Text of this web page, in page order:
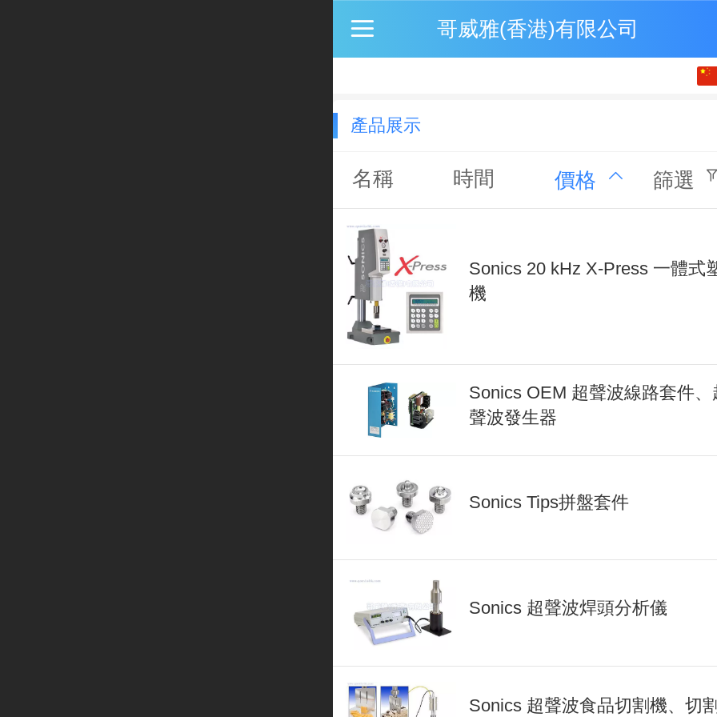
哥威雅(香港)有限公司
產品展示
名稱 時間 價格 篩選
Sonics 20 kHz X-Press 一體式
機
Sonics OEM 超聲波線路套件、
聲波發生器
Sonics Tips拼盤套件
Sonics 超聲波焊頭分析儀
Sonics 超聲波食品切割機、切